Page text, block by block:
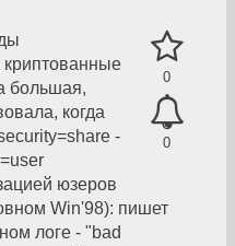
0
0
большая,
когда
-
юзеров
Win'98): пишет
логе - "bad